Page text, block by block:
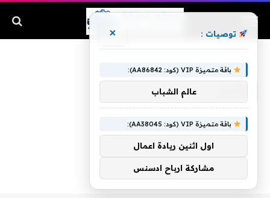
توصيات : ×
باقة متميزة VIP (كود: AA86842):
عالم الشباب
باقة متميزة VIP (كود: AA38045):
اول اثنين ريادة اعمال
مشاركة ارباح ادسنس